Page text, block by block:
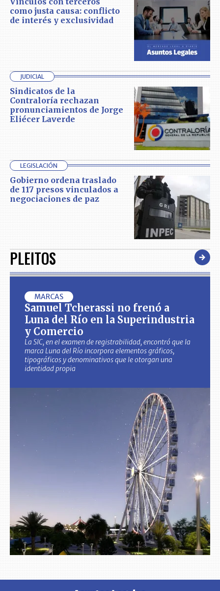
como justa causa: conflicto
de interés y exclusividad
JUDICIAL
Sindicatos de la
Contraloría rechazan
pronunciamientos de Jorge
Eliécer Laverde
LEGISLACIÓN
Gobierno ordena traslado
de 117 presos vinculados a
negociaciones de paz
PLEITOS
MARCAS
Samuel Tcherassi no frenó a
Luna del Río en la Superindustria
y Comercio
La SIC, en el examen de registrabilidad, encontró que la
marca Luna del Río incorpora elementos gráficos,
tipográficos y denominativos que le otorgan una
identidad propia